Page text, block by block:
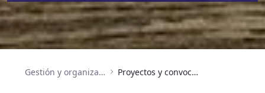
Gestión y organización Proyectos y convocatorias